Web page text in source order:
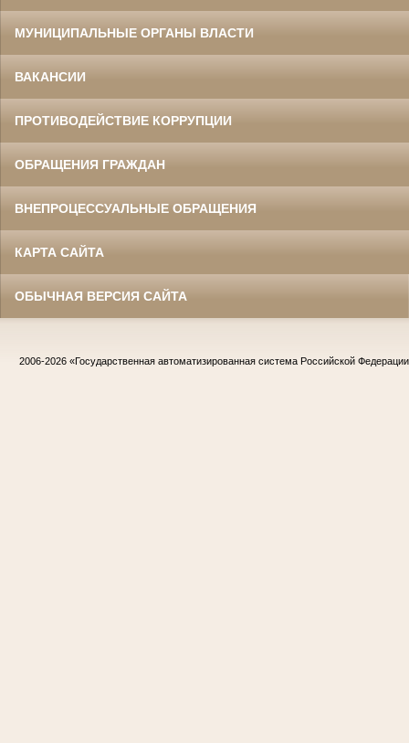
МУНИЦИПАЛЬНЫЕ ОРГАНЫ ВЛАСТИ
ВАКАНСИИ
ПРОТИВОДЕЙСТВИЕ КОРРУПЦИИ
ОБРАЩЕНИЯ ГРАЖДАН
ВНЕПРОЦЕССУАЛЬНЫЕ ОБРАЩЕНИЯ
КАРТА САЙТА
ОБЫЧНАЯ ВЕРСИЯ САЙТА
2006-2026 «Государственная автоматизированная система Российской